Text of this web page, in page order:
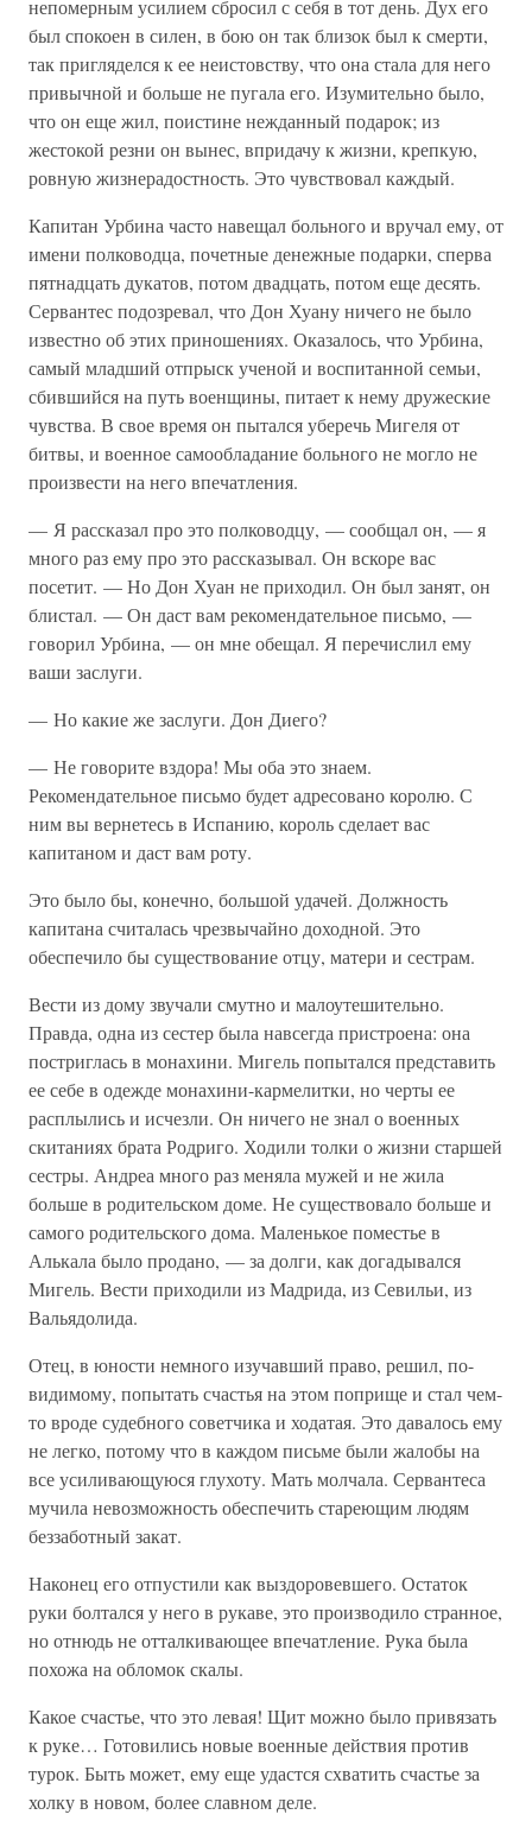
непомерным усилием сбросил с себя в тот день. Дух его
был спокоен в силен, в бою он так близок был к смерти,
так пригляделся к ее неистовству, что она стала для него
привычной и больше не пугала его. Изумительно было,
что он еще жил, поистине нежданный подарок; из
жестокой резни он вынес, впридачу к жизни, крепкую,
ровную жизнерадостность. Это чувствовал каждый.
Капитан Урбина часто навещал больного и вручал ему, от
имени полководца, почетные денежные подарки, сперва
пятнадцать дукатов, потом двадцать, потом еще десять.
Сервантес подозревал, что Дон Хуану ничего не было
известно об этих приношениях. Оказалось, что Урбина,
самый младший отпрыск ученой и воспитанной семьи,
сбившийся на путь военщины, питает к нему дружеские
чувства. В свое время он пытался уберечь Мигеля от
битвы, и военное самообладание больного не могло не
произвести на него впечатления.
— Я рассказал про это полководцу, — сообщал он, — я
много раз ему про это рассказывал. Он вскоре вас
посетит. — Но Дон Хуан не приходил. Он был занят, он
блистал. — Он даст вам рекомендательное письмо, —
говорил Урбина, — он мне обещал. Я перечислил ему
ваши заслуги.
— Но какие же заслуги. Дон Диего?
— Не говорите вздора! Мы оба это знаем.
Рекомендательное письмо будет адресовано королю. С
ним вы вернетесь в Испанию, король сделает вас
капитаном и даст вам роту.
Это было бы, конечно, большой удачей. Должность
капитана считалась чрезвычайно доходной. Это
обеспечило бы существование отцу, матери и сестрам.
Вести из дому звучали смутно и малоутешительно.
Правда, одна из сестер была навсегда пристроена: она
постриглась в монахини. Мигель попытался представить
ее себе в одежде монахини-кармелитки, но черты ее
расплылись и исчезли. Он ничего не знал о военных
скитаниях брата Родриго. Ходили толки о жизни старшей
сестры. Андреа много раз меняла мужей и не жила
больше в родительском доме. Не существовало больше и
самого родительского дома. Маленькое поместье в
Алькала было продано, — за долги, как догадывался
Мигель. Вести приходили из Мадрида, из Севильи, из
Вальядолида.
Отец, в юности немного изучавший право, решил, по-
видимому, попытать счастья на этом поприще и стал чем-
то вроде судебного советчика и ходатая. Это давалось ему
не легко, потому что в каждом письме были жалобы на
все усиливающуюся глухоту. Мать молчала. Сервантеса
мучила невозможность обеспечить стареющим людям
беззаботный закат.
Наконец его отпустили как выздоровевшего. Остаток
руки болтался у него в рукаве, это производило странное,
но отнюдь не отталкивающее впечатление. Рука была
похожа на обломок скалы.
Какое счастье, что это левая! Щит можно было привязать
к руке… Готовились новые военные действия против
турок. Быть может, ему еще удастся схватить счастье за
холку в новом, более славном деле.